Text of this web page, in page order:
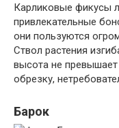
Карликовые фикусы
привлекательные
они пользуются
Ствол растения
высота не
обрезку,
Барок